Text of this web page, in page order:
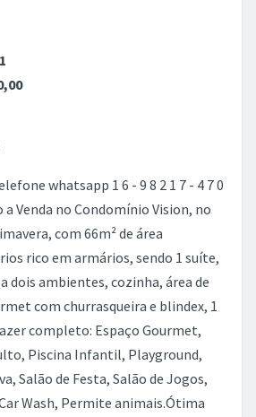
1
whatsapp 1 6 - 9 8 2 1 7 - 4 7 0
Venda no Condomínio Vision, no
com 66m² de área
rico em armários, sendo 1 suíte,
dois ambientes, cozinha, área de
com churrasqueira e blindex, 1
completo: Espaço Gourmet,
Piscina Infantil, Playground,
Salão de Festa, Salão de Jogos,
Wash, Permite animais.Ótima